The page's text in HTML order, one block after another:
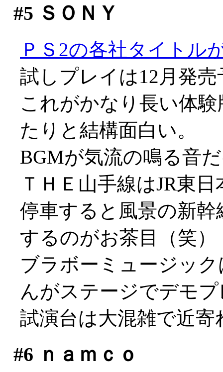
#5 ＳＯＮＹ
ＰＳ2の各社タイトル
試しプレイは12月発
これがかなり長い体
たりと結構面白い。
BGMが気流の鳴る音
ＴＨＥ山手線はJR東
停車すると風景の新
するのがお茶目（笑）
ブラボーミュージッ
んがステージでデモ
試演台は大混雑で近寄
#6 ｎａｍｃｏ